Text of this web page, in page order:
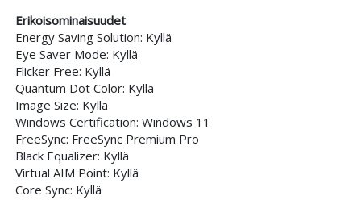
Erikoisominaisuudet
Energy Saving Solution: Kyllä
Eye Saver Mode: Kyllä
Flicker Free: Kyllä
Quantum Dot Color: Kyllä
Image Size: Kyllä
Windows Certification: Windows 11
FreeSync: FreeSync Premium Pro
Black Equalizer: Kyllä
Virtual AIM Point: Kyllä
Core Sync: Kyllä